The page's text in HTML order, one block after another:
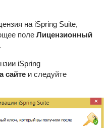
на iSpring Suite,
поле Лицензионный
iSpring
сайтеи следуйте